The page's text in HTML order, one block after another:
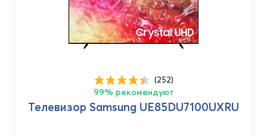
Черный
(252)
99% рекомендуют
Телевизор Samsung UE85DU7100UXRU